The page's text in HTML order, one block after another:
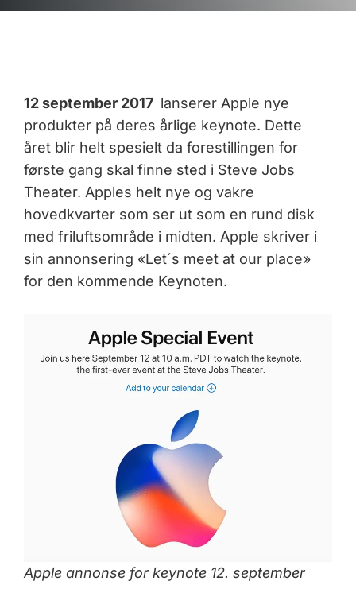
12 september 2017 lanserer Apple nye
produkter på deres årlige keynote. Dette
året blir helt spesielt da forestillingen for
første gang skal finne sted i Steve Jobs
Theater. Apples helt nye og vakre
hovedkvarter som ser ut som en rund disk
med friluftsområde i midten. Apple skriver i
sin annonsering «Let´s meet at our place»
for den kommende Keynoten.
Apple annonse for keynote 12. september